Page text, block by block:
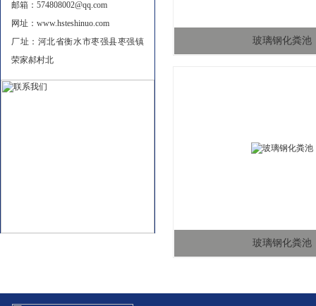
邮箱：574808002@qq.com
网址：www.hsteshinuo.com
厂址：河北省衡水市枣强县枣强镇
荣家郝村北
玻璃钢化粪池
玻璃钢化粪池